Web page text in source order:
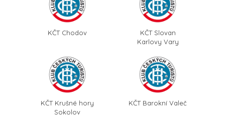
KČT Chodov
KČT Slovan
Karlovy Vary
KČT Krušné hory
Sokolov
KČT Barokní Valeč